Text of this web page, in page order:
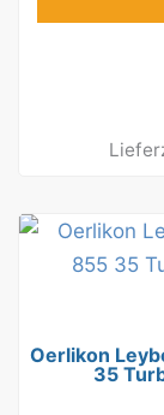
Oerlikon
35